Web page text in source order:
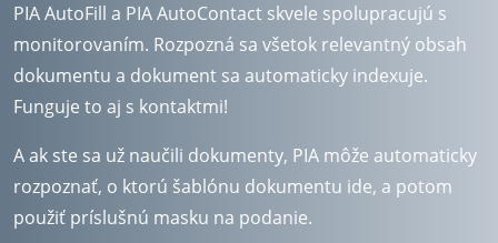
PIA AutoFill a PIA AutoContact skvele spolupracujú s
monitorovaním. Rozpozná sa všetok relevantný obsah
dokumentu a dokument sa automaticky indexuje.
Funguje to aj s kontaktmi!
A ak ste sa už naučili dokumenty, PIA môže automaticky
rozpoznať, o ktorú šablónu dokumentu ide, a potom
použiť príslušnú masku na podanie.